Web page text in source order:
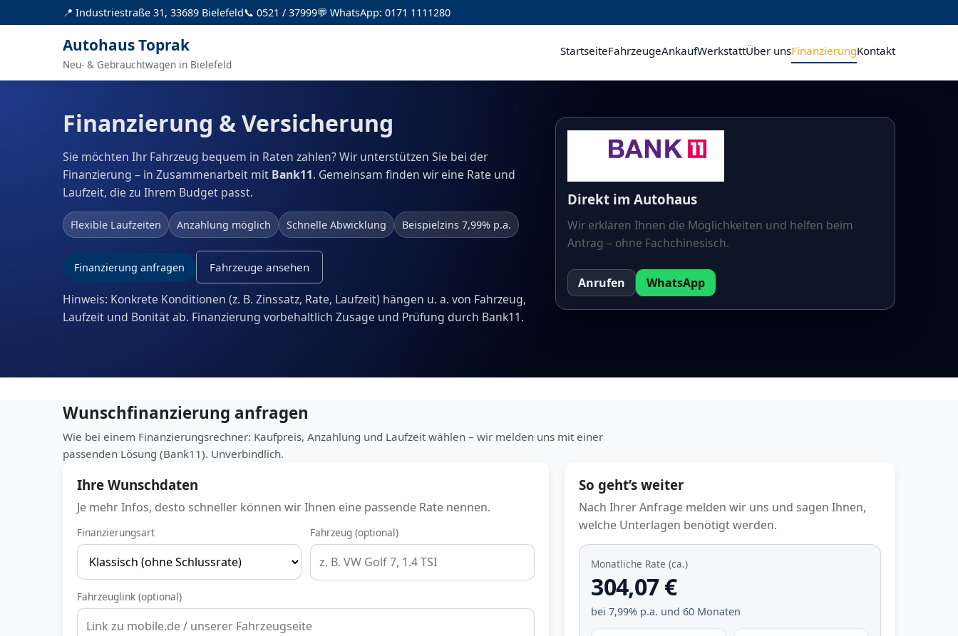
📍 Industriestraße 31, 33689 Bielefeld📞 0521 / 37999💬 WhatsApp: 0171 1111280
Autohaus Toprak
Neu- & Gebrauchtwagen in Bielefeld
StartseiteFahrzeugeAnkaufWerkstattÜber unsFinanzierungKontakt
Finanzierung & Versicherung
Sie möchten Ihr Fahrzeug bequem in Raten zahlen? Wir unterstützen Sie bei der
Finanzierung – in Zusammenarbeit mit Bank11. Gemeinsam finden wir eine Rate und
Laufzeit, die zu Ihrem Budget passt.
Flexible Laufzeiten Anzahlung möglich Schnelle Abwicklung Beispielzins 7,99% p.a.
Finanzierung anfragen Fahrzeuge ansehen
Hinweis: Konkrete Konditionen (z. B. Zinssatz, Rate, Laufzeit) hängen u. a. von Fahrzeug,
Laufzeit und Bonität ab. Finanzierung vorbehaltlich Zusage und Prüfung durch Bank11.
Direkt im Autohaus
Wir erklären Ihnen die Möglichkeiten und helfen beim
Antrag – ohne Fachchinesisch.
Anrufen WhatsApp
Wunschfinanzierung anfragen
Wie bei einem Finanzierungsrechner: Kaufpreis, Anzahlung und Laufzeit wählen – wir melden uns mit einer
passenden Lösung (Bank11). Unverbindlich.
Ihre Wunschdaten
Je mehr Infos, desto schneller können wir Ihnen eine passende Rate nennen.
Finanzierungsart Fahrzeug (optional)
Fahrzeuglink (optional)
So geht’s weiter
Nach Ihrer Anfrage melden wir uns und sagen Ihnen,
welche Unterlagen benötigt werden.
Monatliche Rate (ca.)
304,07 €
bei7,99% p.a. und60 Monaten